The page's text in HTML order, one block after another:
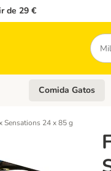
de 29 €
Buscar
Comida Perros
Menú de categoria
Comida Gatos
Sensations 24 x 85 g